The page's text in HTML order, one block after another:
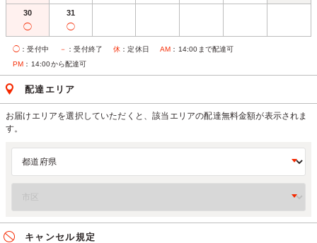
30
◯
31
◯
◯ ：受付中 － ：受付終了 休 ：定休日 AM ：14:00まで配達可
PM ：14:00から配達可
配達エリア
お届けエリアを選択していただくと、該当エリアの配達無料金額が表示されま
す。
キャンセル規定